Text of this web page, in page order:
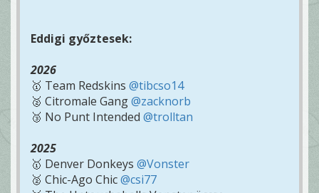
Eddigi győztesek:
2026
🥇 Team Redskins @tibcso14
🥈 Citromale Gang@zacknorb
🥉 No Punt Intended @trolltan
2025
🥇 Denver Donkeys @Vonster
🥈 Chic-Ago Chic@csi77